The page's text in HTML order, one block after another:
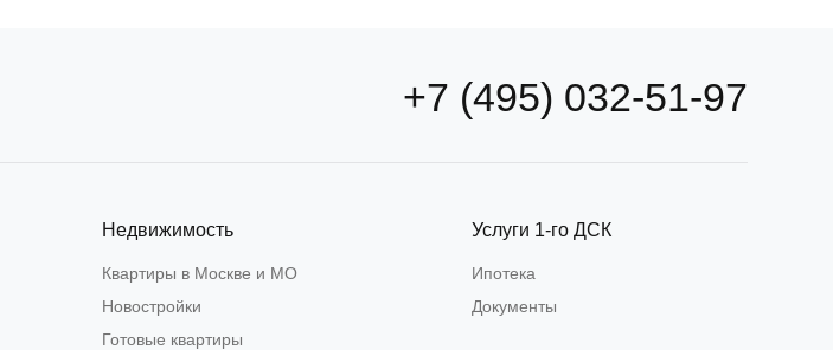
+7 (495) 032-51-97
Недвижимость
Квартиры в Москве и МО
Новостройки
Готовые квартиры
Услуги 1-го ДСК
Ипотека
Документы